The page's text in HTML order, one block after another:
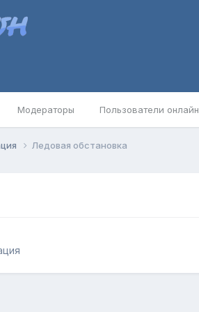
Модераторы Пользователи онлайн
Ледовая обстановка